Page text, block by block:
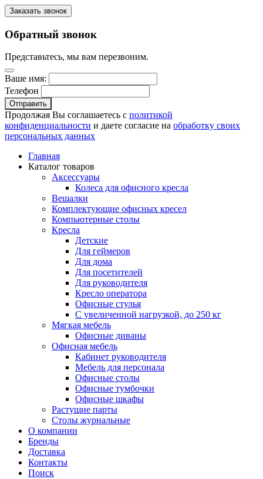
Заказать звонок
Обратный звонок
Представьтесь, мы вам перезвоним.
Ваше имя:
Телефон
Отправить
Продолжая Вы соглашаетесь с политикой
конфиденциальности и даете согласие на обработку своих
персональных данных
Главная
Каталог товаров
Аксессуары
Колеса для офисного кресла
Вешалки
Комплектующие офисных кресел
Компьютерные столы
Кресла
Детские
Для геймеров
Для дома
Для посетителей
Для руководителя
Кресло оператора
Офисные стулья
С увеличенной нагрузкой, до 250 кг
Мягкая мебель
Офисные диваны
Офисная мебель
Кабинет руководителя
Мебель для персонала
Офисные столы
Офисные тумбочки
Офисные шкафы
Растущие парты
Столы журнальные
О компании
Бренды
Доставка
Контакты
Поиск